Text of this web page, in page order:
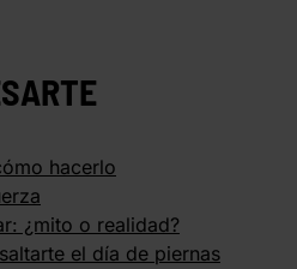
hacerlo
¿mito o realidad?
el día de piernas